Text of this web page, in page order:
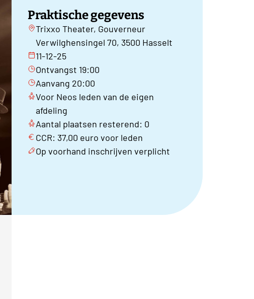
Praktische gegevens
Trixxo Theater, Gouverneur
Verwilghensingel 70, 3500 Hasselt
11-12-25
Ontvangst 19:00
Aanvang 20:00
Voor Neos leden van de eigen
afdeling
Aantal plaatsen resterend: 0
CCR: 37,00 euro voor leden
Op voorhand inschrijven verplicht